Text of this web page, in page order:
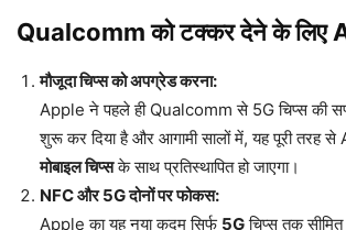
Qualcomm को टक्कर देने के लिए
मौजूदा चिप्स को अपग्रेड करना:
Apple ने पहले ही Qualcomm से 5G चिप्स की
शुरू कर दिया है और आगामी सालों में, यह पूरी तरह
मोबाइल चिप्सके साथ प्रतिस्थापित हो जाएगा।
NFC और 5G दोनों पर फोकस:
Apple का यह नया कदम सिर्फ 5Gचिप्स तक